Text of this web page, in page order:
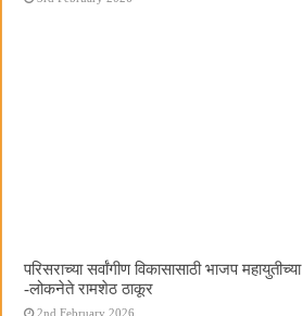
परिसराच्या सर्वांगीण विकासासाठी भाजप
-लोकनेते रामशेठ ठाकूर
2nd February 2026